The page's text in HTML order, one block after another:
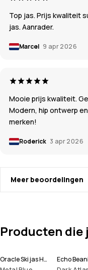
Top jas. Prijs kwaliteit
jas. Aanrader.
Marcel 9 apr 2026
Mooie prijs kwaliteit.
Modern, hip ontwerp
merken!
Roderick 3 apr 2026
Meer beoordelingen
Producten die
Oracle Ski jas Heren
Echo